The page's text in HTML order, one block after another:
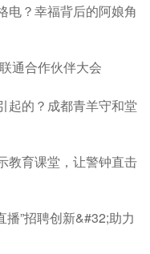
电？幸福背后的阿娘角
通合作伙伴大会
起的？成都青羊守和堂
教育课堂，让警钟直击
”招聘创新&#32;助力